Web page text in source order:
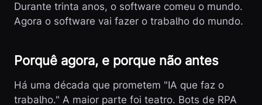
Durante trinta anos, o software comeu o mundo.
Agora o software vai fazer o trabalho do mundo.
Porquê agora, e porque não antes
Há uma década que prometem "IA que faz o
trabalho." A maior parte foi teatro. Bots de RPA